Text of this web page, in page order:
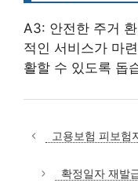
A3: 안전한 주거
적인 서비스가 마
활할 수 있도록 돕
고용보험 피보험
확정일자 재발